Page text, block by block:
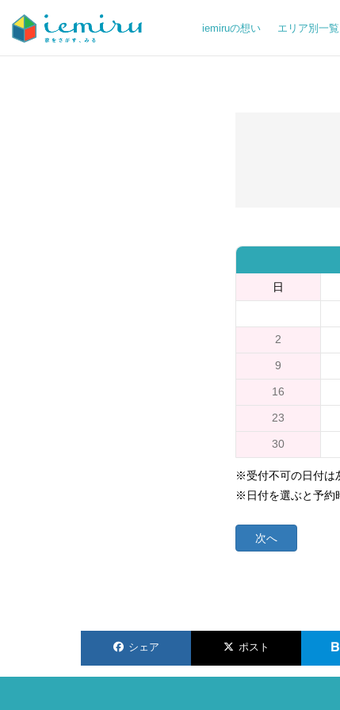
iemiruの想い エリア別一覧
日
2
9
16
23
30
※受付不可の日付は
※日付を選ぶと予約
次へ
シェア ポスト